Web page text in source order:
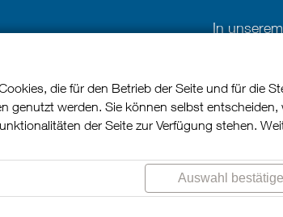
die für den Betrieb der Seite und für die
werden. Sie können selbst entscheiden,
der Seite zur Verfügung stehen.
Auswahl
In
Jetzt